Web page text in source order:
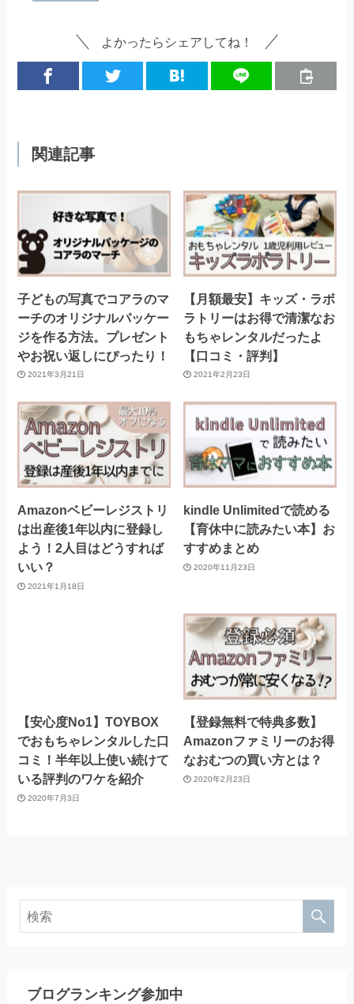
よかったらシェアしてね！
関連記事
子どもの写真でコアラのマ
ーチのオリジナルパッケー
ジを作る方法。プレゼント
やお祝い返しにぴったり！
2021年3月21日
【月額最安】キッズ・ラボ
ラトリーはお得で清潔なお
もちゃレンタルだったよ
【口コミ・評判】
2021年2月23日
Amazonベビーレジストリ
は出産後1年以内に登録し
よう！2人目はどうすれば
いい？
2021年1月18日
kindle Unlimitedで読める
【育休中に読みたい本】お
すすめまとめ
2020年11月23日
【安心度No1】TOYBOX
でおもちゃレンタルした口
コミ！半年以上使い続けて
いる評判のワケを紹介
2020年7月3日
【登録無料で特典多数】
Amazonファミリーのお得
なおむつの買い方とは？
2020年2月23日
ブログランキング参加中